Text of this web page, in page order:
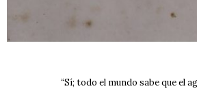
“Sí; todo el mundo sabe que el